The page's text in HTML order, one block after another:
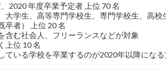
2020 年度卒業予定者 上位 70 名
大学生、高等専門学校生、専門学校生、高
卒者） 上位 20 名
含む社会人、フリーランスなどが対象
上位 10 名
ている学校を卒業するのが2020年以降にな